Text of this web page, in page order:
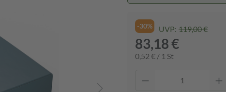
-30% UVP: 119,00 €
83,18 €
0,52 € / 1 St